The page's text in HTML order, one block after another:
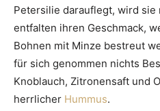
Petersilie darauflegt, wird sie
entfalten ihren Geschmack,
Bohnen mit Minze bestreut
für sich genommen nichts
Knoblauch, Zitronensaft und
herrlicher Hummus.